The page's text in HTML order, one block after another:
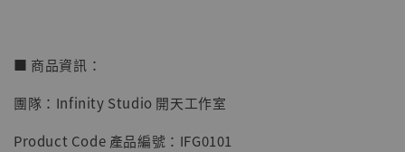
明紀念款 [奇蹟工作室]
NT$ 5,580
■ 商品資訊：
團隊：Infinity Studio 開天工作室
Product Code 產品編號：IFG0101